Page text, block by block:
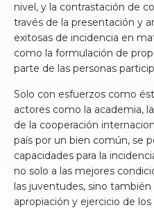
nivel, y la contrastación de
través de la presentación y
exitosas de incidencia en
como la formulación de
parte de las personas
Solo con esfuerzos como
actores como la academia,
de la cooperación
país por un bien común, se
capacidades para la
no solo a las mejores
las juventudes, sino también
apropiación y ejercicio de